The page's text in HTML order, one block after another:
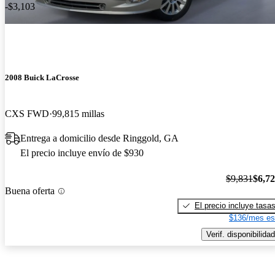
-$3,103
2008 Buick LaCrosse
CXS FWD 99,815 millas
Entrega a domicilio desde Ringgold, GA
El precio incluye envío de $930
Buena oferta
$9,831
El precio incluye tasas
$136/mes
Verif. disponibilidad